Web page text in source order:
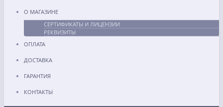
О МАГАЗИНЕ
СЕРТИФИКАТЫ И ЛИЦЕНЗИИ
РЕКВИЗИТЫ
ОПЛАТА
ДОСТАВКА
ГАРАНТИЯ
КОНТАКТЫ